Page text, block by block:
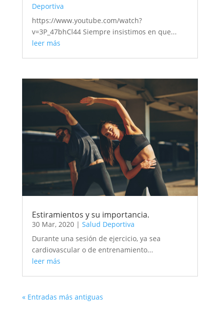
Deportiva
https://www.youtube.com/watch?
v=3P_47bhCl44 Siempre insistimos en que...
leer más
Estiramientos y su importancia.
30 Mar, 2020| Salud Deportiva
Durante una sesión de ejercicio, ya sea
cardiovascular o de entrenamiento...
leer más
« Entradas más antiguas